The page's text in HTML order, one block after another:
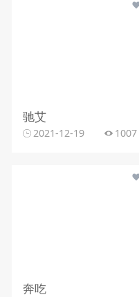
驰艾
2021-12-19 1007
奔吃